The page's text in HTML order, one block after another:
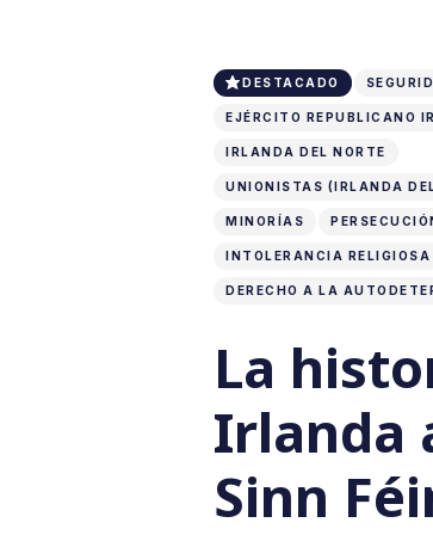
DESTACADO
EJÉRCITO REPUBLICANO
IRLANDA DEL NORTE
UNIONISTAS (IRLANDA
MINORÍAS
INTOLERANCIA RELIGIOSA
DERECHO A LA
La
Irlanda
Sinn